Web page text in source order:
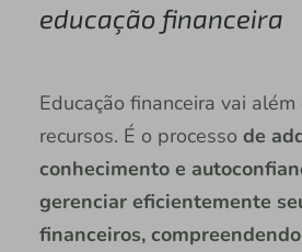
educação financeira
Educação financeira vai
recursos. É o processo de
conhecimento e
gerenciar eficientemente
financeiros,